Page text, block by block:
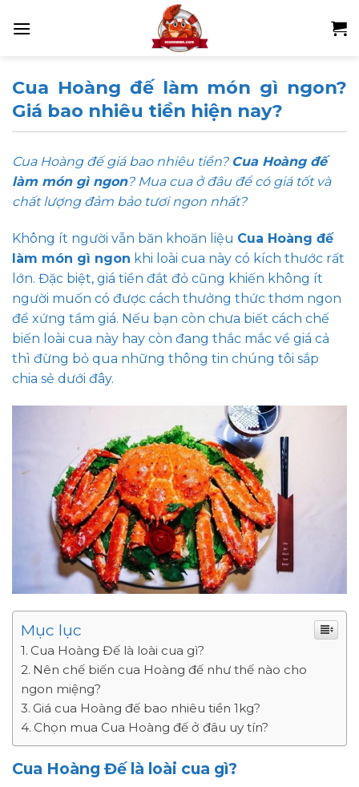
Cua Hoàng đế làm món gì ngon?
Giá bao nhiêu tiền hiện nay?
Cua Hoàng đế giá bao nhiêu tiền? Cua Hoàng đế
làm món gì ngon? Mua cua ở đâu để có giá tốt và
chất lượng đảm bảo tươi ngon nhất?
Không ít người vẫn băn khoăn liệu Cua Hoàng đế
làm món gì ngon khi loài cua này có kích thước rất
lớn. Đặc biệt, giá tiền đắt đỏ cũng khiến không ít
người muốn có được cách thưởng thức thơm ngon
để xứng tầm giá. Nếu bạn còn chưa biết cách chế
biến loài cua này hay còn đang thắc mắc về giá cả
thì đừng bỏ qua những thông tin chúng tôi sắp
chia sẻ dưới đây.
Mục lục
Cua Hoàng Đế là loài cua gì?
Nên chế biến cua Hoàng đế như thế nào cho
ngon miệng?
Giá cua Hoàng đế bao nhiêu tiền 1kg?
Chọn mua Cua Hoàng đế ở đâu uy tín?
Cua Hoàng Đế là loài cua gì?